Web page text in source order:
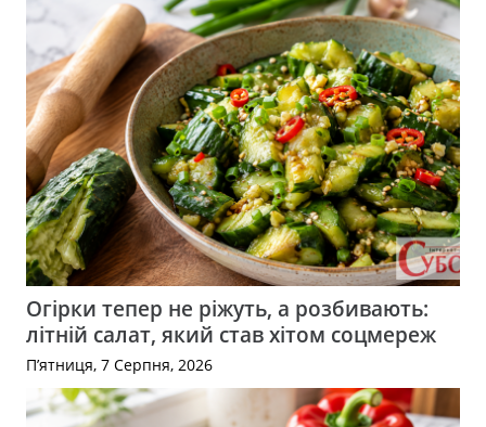
Огірки тепер не ріжуть, а розбивають:
літній салат, який став хітом соцмереж
П’ятниця, 7 Серпня, 2026